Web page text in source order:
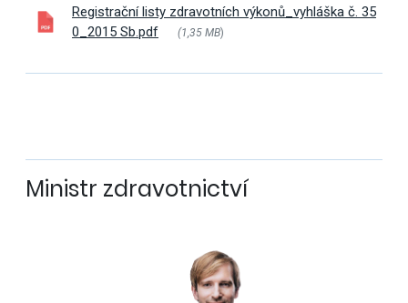
Registrační listy zdravotních výkonů_vyhláška č. 35
0_2015 Sb.pdf
(1,35 MB)
Ministr zdravotnictví